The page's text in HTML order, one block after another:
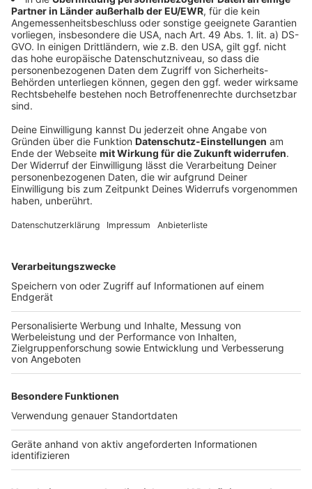
dann wohl der Bund.
Anzeige
Corona-Notbremse bei Inzidenz über 100
Anzeige
Sollte es in gewissen Gebieten wieder eine Inzidenz
über 100 Neuinfektionen pro 100.000 Einwohner
binnen sieben Tagen, drei Tage in Folge geben, dann
sollen die Regeln, die bis zum 7. März gegolten haben,
wieder greifen. Die sogenannte Corona-Notbremse
Anzeige
Nächster Bund-Länder-Gipfel am 22. März
Anzeige
Wie es in Deutschland weitergeht, vor allem in Hinblick
Fahrplan rund um Ostern, wird auf der nächsten
Schalte zwischen Bundeskanzlerin Merkel und den
Ministerpräsident*innen am 22. März entschieden.